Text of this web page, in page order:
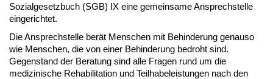
Sozialgesetzbuch (SGB) IX eine gemeinsame Ansprechstelle
eingerichtet.
Die Ansprechstelle berät Menschen mit Behinderung genauso
wie Menschen, die von einer Behinderung bedroht sind.
Gegenstand der Beratung sind alle Fragen rund um die
medizinische Rehabilitation und Teilhabeleistungen nach den